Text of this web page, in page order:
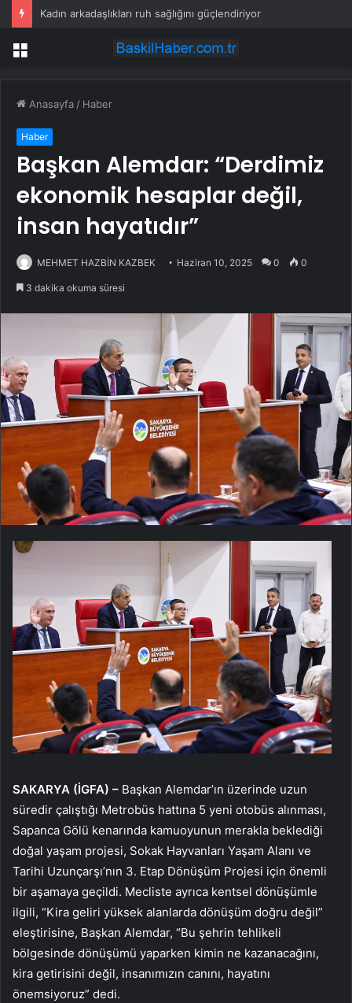
Kadın arkadaşlıkları ruh sağlığını güçlendiriyor
Menü
Anasayfa / Haber
Haber
Başkan Alemdar: “Derdimiz
ekonomik hesaplar değil,
insan hayatıdır”
MEHMET HAZBİN KAZBEK Haziran 10, 2025 0 0
3 dakika okuma süresi
SAKARYA (İGFA) – Başkan Alemdar’ın üzerinde uzun
süredir çalıştığı Metrobüs hattına 5 yeni otobüs alınması,
Sapanca Gölü kenarında kamuoyunun merakla beklediği
doğal yaşam projesi, Sokak Hayvanları Yaşam Alanı ve
Tarihi Uzunçarşı’nın 3. Etap Dönüşüm Projesi için önemli
bir aşamaya geçildi. Mecliste ayrıca kentsel dönüşümle
ilgili, “Kira geliri yüksek alanlarda dönüşüm doğru değil”
eleştirisine, Başkan Alemdar, “Bu şehrin tehlikeli
bölgesinde dönüşümü yaparken kimin ne kazanacağını,
kira getirisini değil, insanımızın canını, hayatını
önemsiyoruz” dedi.